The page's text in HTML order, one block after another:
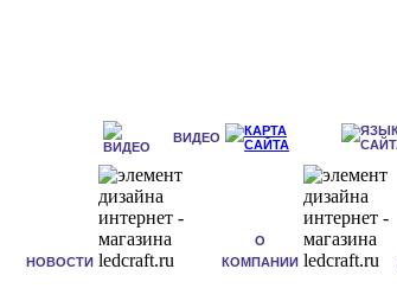
ВИДЕО
НОВОСТИ
О
КОМПАНИИ